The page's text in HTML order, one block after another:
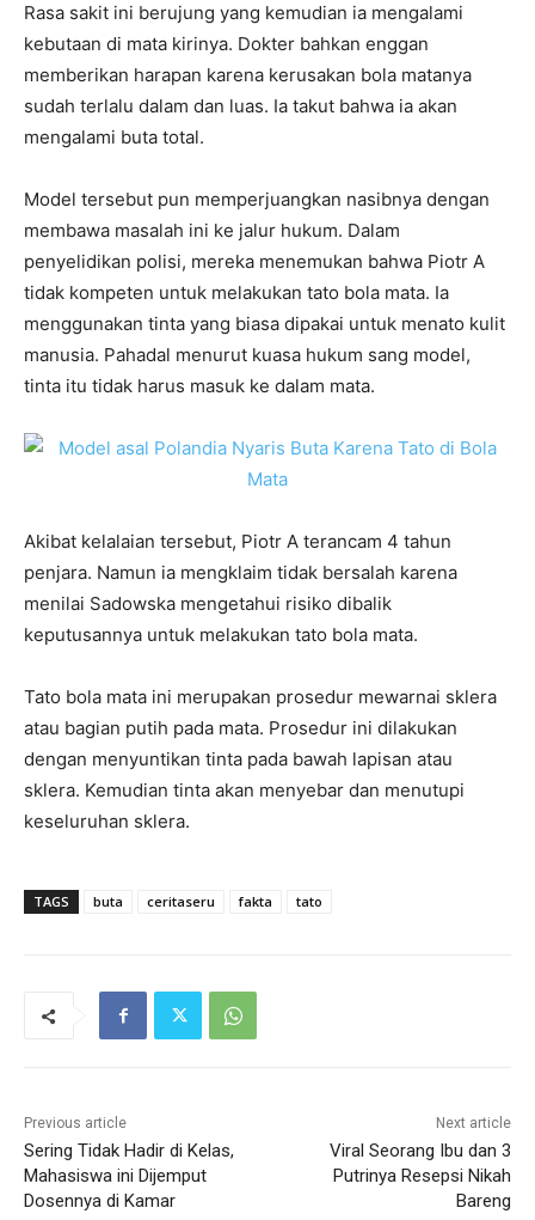
Rasa sakit ini berujung yang kemudian ia mengalami
kebutaan di mata kirinya. Dokter bahkan enggan
memberikan harapan karena kerusakan bola matanya
sudah terlalu dalam dan luas. Ia takut bahwa ia akan
mengalami buta total.
Model tersebut pun memperjuangkan nasibnya dengan
membawa masalah ini ke jalur hukum. Dalam
penyelidikan polisi, mereka menemukan bahwa Piotr A
tidak kompeten untuk melakukan tato bola mata. Ia
menggunakan tinta yang biasa dipakai untuk menato kulit
manusia. Pahadal menurut kuasa hukum sang model,
tinta itu tidak harus masuk ke dalam mata.
Akibat kelalaian tersebut, Piotr A terancam 4 tahun
penjara. Namun ia mengklaim tidak bersalah karena
menilai Sadowska mengetahui risiko dibalik
keputusannya untuk melakukan tato bola mata.
Tato bola mata ini merupakan prosedur mewarnai sklera
atau bagian putih pada mata. Prosedur ini dilakukan
dengan menyuntikan tinta pada bawah lapisan atau
sklera. Kemudian tinta akan menyebar dan menutupi
keseluruhan sklera.
TAGS buta ceritaseru fakta tato
Previous article
Sering Tidak Hadir di Kelas,
Mahasiswa ini Dijemput
Dosennya di Kamar
Next article
Viral Seorang Ibu dan 3
Putrinya Resepsi Nikah
Bareng